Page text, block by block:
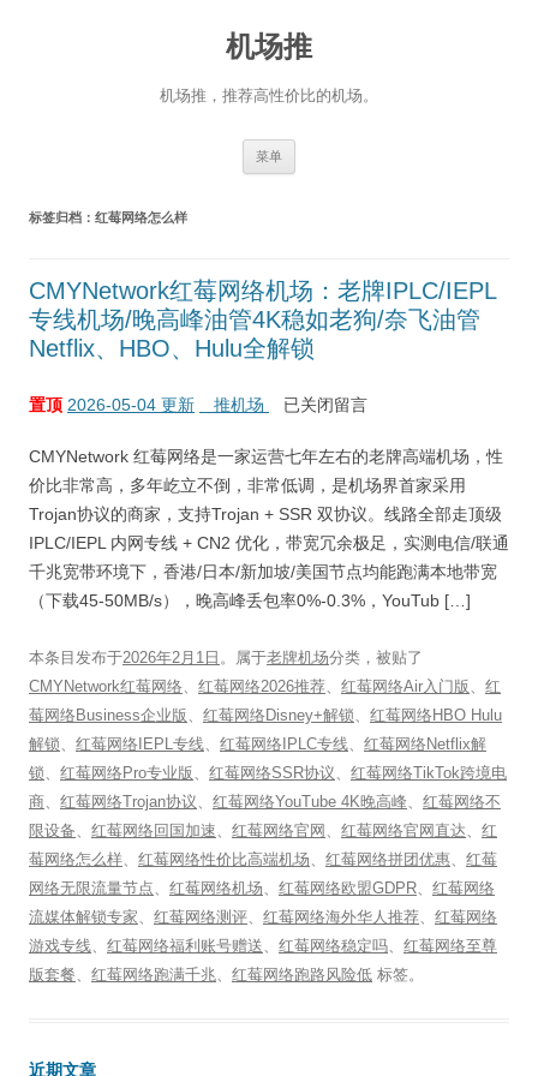
机场推
机场推，推荐高性价比的机场。
菜单
标签归档： 红莓网络怎么样
CMYNetwork红莓网络机场：老牌IPLC/IEPL
专线机场/晚高峰油管4K稳如老狗/奈飞油管
Netflix、HBO、Hulu全解锁
置顶 2026-05-04 更新 推机场 已关闭留言
CMYNetwork 红莓网络是一家运营七年左右的老牌高端机场，性
价比非常高，多年屹立不倒，非常低调，是机场界首家采用
Trojan协议的商家，支持Trojan + SSR 双协议。线路全部走顶级
IPLC/IEPL 内网专线 + CN2 优化，带宽冗余极足，实测电信/联通
千兆宽带环境下，香港/日本/新加坡/美国节点均能跑满本地带宽
（下载45-50MB/s），晚高峰丢包率0%-0.3%，YouTub […]
本条目发布于2026年2月1日 。属于老牌机场分类，被贴了
CMYNetwork红莓网络、 红莓网络2026推荐、 红莓网络Air入门版、 红
莓网络Business企业版、 红莓网络Disney+解锁、 红莓网络HBO Hulu
解锁、 红莓网络IEPL专线、 红莓网络IPLC专线、 红莓网络Netflix解
锁、 红莓网络Pro专业版、 红莓网络SSR协议、 红莓网络TikTok跨境电
商、 红莓网络Trojan协议、 红莓网络YouTube 4K晚高峰、 红莓网络不
限设备、 红莓网络回国加速、 红莓网络官网 、 红莓网络官网直达、 红
莓网络怎么样、 红莓网络性价比高端机场、 红莓网络拼团优惠、 红莓
网络无限流量节点、 红莓网络机场、 红莓网络欧盟GDPR、 红莓网络
流媒体解锁专家、 红莓网络测评、 红莓网络海外华人推荐、 红莓网络
游戏专线、 红莓网络福利账号赠送、 红莓网络稳定吗、 红莓网络至尊
版套餐、 红莓网络跑满千兆、 红莓网络跑路风险低 标签。
近期文章